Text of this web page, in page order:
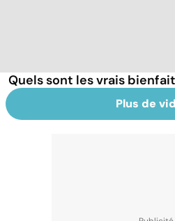
Quels sont les vrais
Plus de